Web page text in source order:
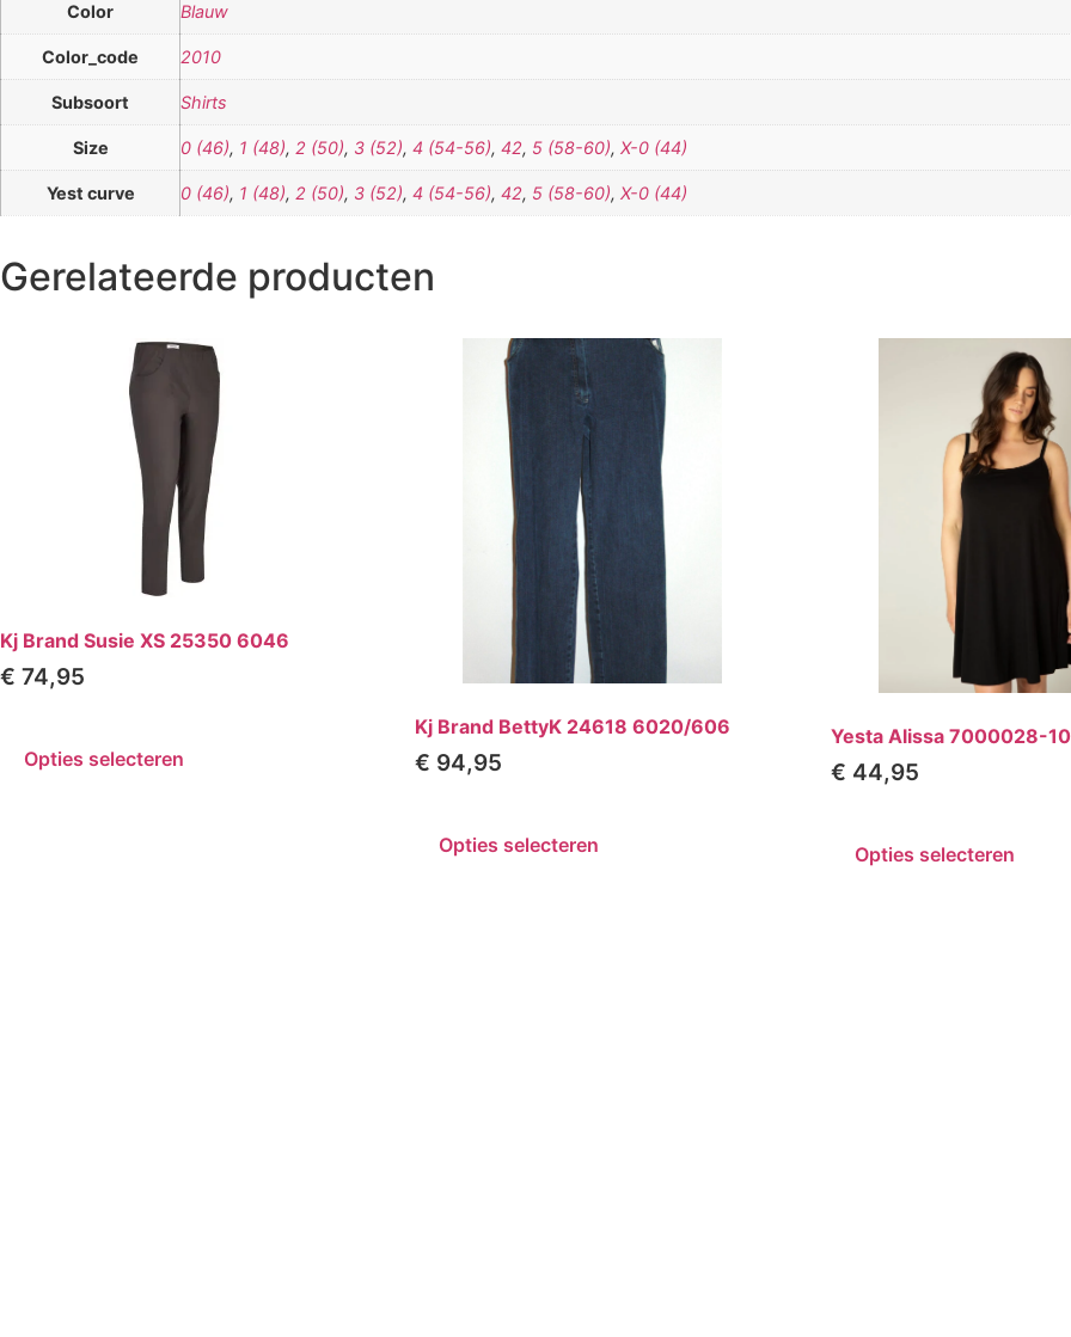
Color Blauw
Color_code 2010
Subsoort Shirts
Size 0 (46), 1 (48), 2 (50), 3 (52), 4 (54-56), 42, 5 (58-60), X-0 (44)
Yest curve 0 (46), 1 (48), 2 (50), 3 (52), 4 (54-56), 42, 5 (58-60), X-0 (44)
Gerelateerde producten
Kj Brand Susie XS 25350 6046
€ 74,95
Opties selecteren
Kj Brand BettyK 24618 6020/606
€ 94,95
Opties selecteren
Yesta Alissa 7000028-
€ 44,95
Opties selecteren